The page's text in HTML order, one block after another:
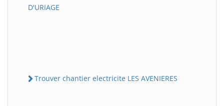
D'URIAGE
Trouver chantier electricite LES AVENIERES